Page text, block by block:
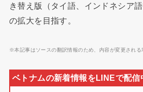
き替え版（タイ語、インドネシア
の拡大を目指す。
※本記事はソースの翻訳情報のため、内容が変更される